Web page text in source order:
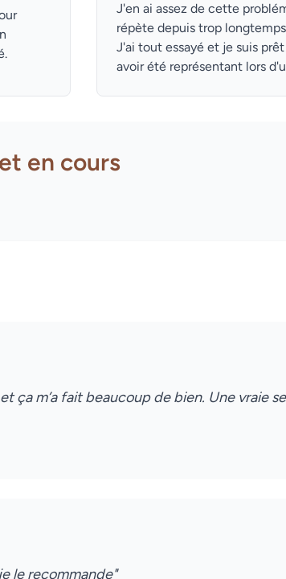
J'en ai assez de cette
répète depuis trop
J'ai tout essayé et je suis
avoir été représentant lors
en cours
ça m’a fait beaucoup de bien. Une